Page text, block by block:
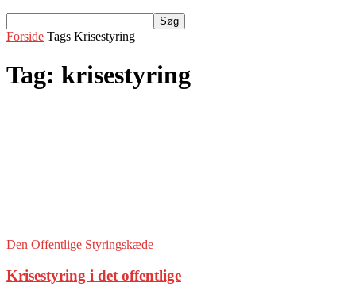
Forside Tags Krisestyring
Tag: krisestyring
Den Offentlige Styringskæde
Krisestyring i det offentlige